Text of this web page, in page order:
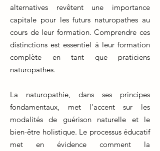
alternatives revêtent une importance
capitale pour les futurs naturopathes au
cours de leur formation. Comprendre ces
distinctions est essentiel à leur formation
complète en tant que praticiens
naturopathes.
La naturopathie, dans ses principes
fondamentaux, met l'accent sur les
modalités de guérison naturelle et le
bien-être holistique. Le processus éducatif
met en évidence comment la